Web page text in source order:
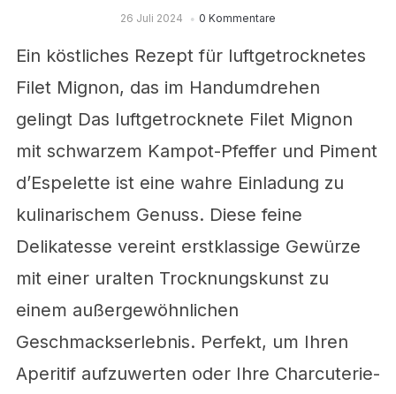
26 Juli 2024 0 Kommentare
Ein köstliches Rezept für luftgetrocknetes
Filet Mignon, das im Handumdrehen
gelingt Das luftgetrocknete Filet Mignon
mit schwarzem Kampot-Pfeffer und Piment
d’Espelette ist eine wahre Einladung zu
kulinarischem Genuss. Diese feine
Delikatesse vereint erstklassige Gewürze
mit einer uralten Trocknungskunst zu
einem außergewöhnlichen
Geschmackserlebnis. Perfekt, um Ihren
Aperitif aufzuwerten oder Ihre Charcuterie-